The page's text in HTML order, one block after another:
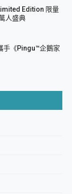
Edition 限量
人盛典
手《Pingu™企鵝家